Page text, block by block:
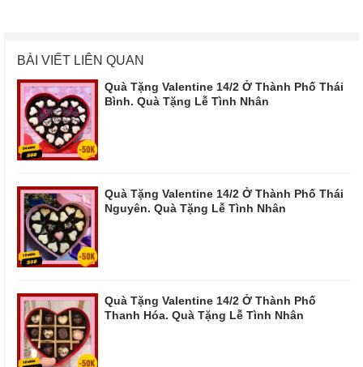
BÀI VIẾT LIÊN QUAN
Quà Tặng Valentine 14/2 Ở Thành Phố Thái
Bình. Quà Tặng Lễ Tình Nhân
Quà Tặng Valentine 14/2 Ở Thành Phố Thái
Nguyên. Quà Tặng Lễ Tình Nhân
Quà Tặng Valentine 14/2 Ở Thành Phố
Thanh Hóa. Quà Tặng Lễ Tình Nhân